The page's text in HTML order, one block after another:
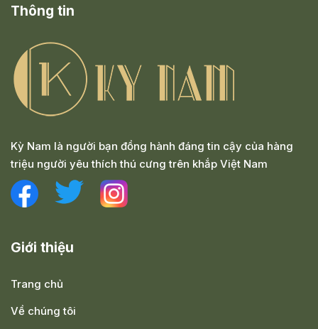
Thông tin
Kỳ Nam là người bạn đồng hành đáng tin cậy của hàng
triệu người yêu thích thú cưng trên khắp Việt Nam
Giới thiệu
Trang chủ
Về chúng tôi